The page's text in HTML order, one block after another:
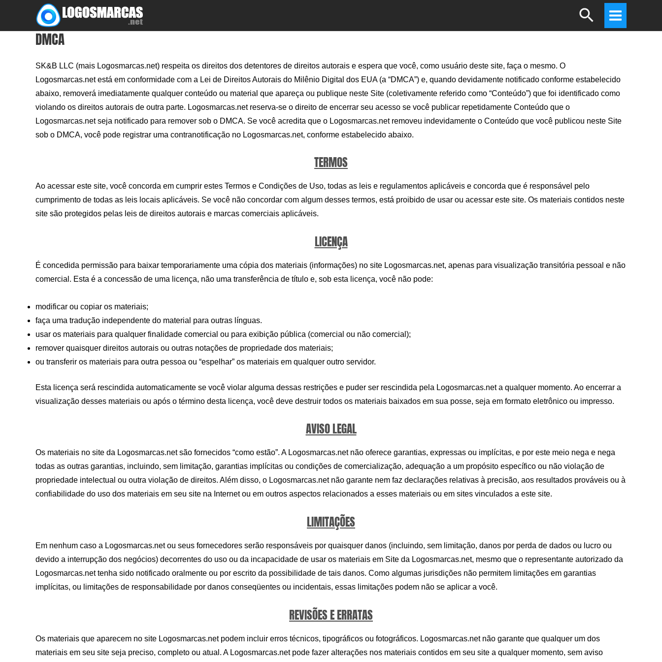
content
Search
Main
DMCA
SK&B LLC (mais Logosmarcas.net) respeita os direitos dos detentores de direitos autorais e espera que você, como usuário deste site, faça o mesmo. O
Logosmarcas.net está em conformidade com a Lei de Direitos Autorais do Milênio Digital dos EUA (a “DMCA”) e, quando devidamente notificado conforme estabelecido
abaixo, removerá imediatamente qualquer conteúdo ou material que apareça ou publique neste Site (coletivamente referido como “Conteúdo”) que foi identificado como
violando os direitos autorais de outra parte. Logosmarcas.net reserva-se o direito de encerrar seu acesso se você publicar repetidamente Conteúdo que o
Logosmarcas.net seja notificado para remover sob o DMCA. Se você acredita que o Logosmarcas.net removeu indevidamente o Conteúdo que você publicou neste Site
sob o DMCA, você pode registrar uma contranotificação no Logosmarcas.net, conforme estabelecido abaixo.
TERMOS
Ao acessar este site, você concorda em cumprir estes Termos e Condições de Uso, todas as leis e regulamentos aplicáveis ​​e concorda que é responsável pelo
cumprimento de todas as leis locais aplicáveis. Se você não concordar com algum desses termos, está proibido de usar ou acessar este site. Os materiais contidos neste
site são protegidos pelas leis de direitos autorais e marcas comerciais aplicáveis.
LICENÇA
É concedida permissão para baixar temporariamente uma cópia dos materiais (informações) no site Logosmarcas.net, apenas para visualização transitória pessoal e não
comercial. Esta é a concessão de uma licença, não uma transferência de título e, sob esta licença, você não pode:
modificar ou copiar os materiais;
faça uma tradução independente do material para outras línguas.
usar os materiais para qualquer finalidade comercial ou para exibição pública (comercial ou não comercial);
remover quaisquer direitos autorais ou outras notações de propriedade dos materiais;
ou transferir os materiais para outra pessoa ou “espelhar” os materiais em qualquer outro servidor.
Esta licença será rescindida automaticamente se você violar alguma dessas restrições e puder ser rescindida pela Logosmarcas.net a qualquer momento. Ao encerrar a
visualização desses materiais ou após o término desta licença, você deve destruir todos os materiais baixados em sua posse, seja em formato eletrônico ou impresso.
AVISO LEGAL
Os materiais no site da Logosmarcas.net são fornecidos “como estão”. A Logosmarcas.net não oferece garantias, expressas ou implícitas, e por este meio nega e nega
todas as outras garantias, incluindo, sem limitação, garantias implícitas ou condições de comercialização, adequação a um propósito específico ou não violação de
propriedade intelectual ou outra violação de direitos. Além disso, o Logosmarcas.net não garante nem faz declarações relativas à precisão, aos resultados prováveis ​​ou à
confiabilidade do uso dos materiais em seu site na Internet ou em outros aspectos relacionados a esses materiais ou em sites vinculados a este site.
LIMITAÇÕES
Em nenhum caso a Logosmarcas.net ou seus fornecedores serão responsáveis ​​por quaisquer danos (incluindo, sem limitação, danos por perda de dados ou lucro ou
devido a interrupção dos negócios) decorrentes do uso ou da incapacidade de usar os materiais em Site da Logosmarcas.net, mesmo que o representante autorizado da
Logosmarcas.net tenha sido notificado oralmente ou por escrito da possibilidade de tais danos. Como algumas jurisdições não permitem limitações em garantias
implícitas, ou limitações de responsabilidade por danos conseqüentes ou incidentais, essas limitações podem não se aplicar a você.
REVISÕES E ERRATAS
Os materiais que aparecem no site Logosmarcas.net podem incluir erros técnicos, tipográficos ou fotográficos. Logosmarcas.net não garante que qualquer um dos
materiais em seu site seja preciso, completo ou atual. A Logosmarcas.net pode fazer alterações nos materiais contidos em seu site a qualquer momento, sem aviso